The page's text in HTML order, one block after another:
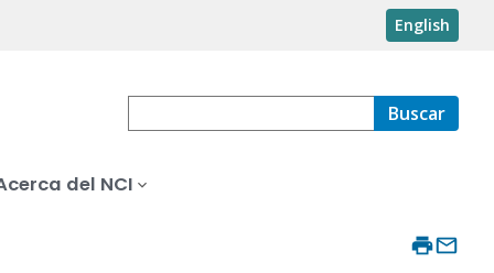
English
Buscar
del NCI